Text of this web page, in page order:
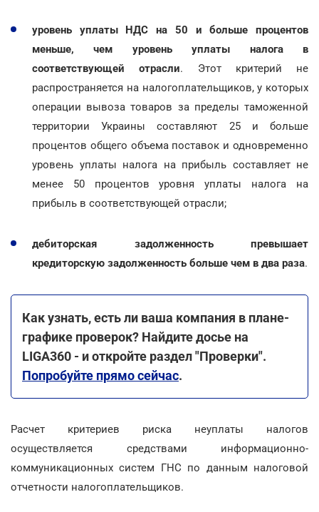
уровень уплаты НДС на 50 и больше процентов
меньше, чем уровень уплаты налога в
соответствующей отрасли. Этот критерий не
распространяется на налогоплательщиков, у которых
операции вывоза товаров за пределы таможенной
территории Украины составляют 25 и больше
процентов общего объема поставок и одновременно
уровень уплаты налога на прибыль составляет не
менее 50 процентов уровня уплаты налога на
прибыль в соответствующей отрасли;
дебиторская задолженность превышает
кредиторскую задолженность больше чем в два раза.
Как узнать, есть ли ваша компания в плане-
графике проверок? Найдите досье на
LIGA360 - и откройте раздел "Проверки".
Попробуйте прямо сейчас.
Расчет критериев риска неуплаты налогов
осуществляется средствами информационно-
коммуникационных систем ГНС по данным налоговой
отчетности налогоплательщиков.